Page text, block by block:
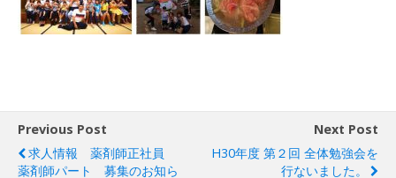
Previous Post
求人情報 薬剤師正社員
薬剤師パート 募集のお知ら
Next Post
H30年度 第２回 全体勉強会を
行ないました。